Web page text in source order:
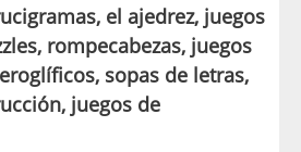
el ajedrez, juegos
rompecabezas, juegos
sopas de letras,
juegos de